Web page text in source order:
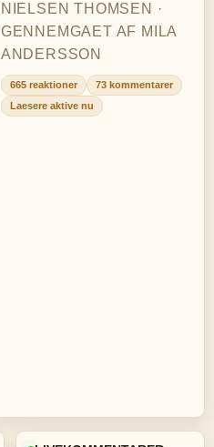
NIELSEN THOMSEN ·
GENNEMGAET AF MILA
ANDERSSON
665 reaktioner
73 kommentarer
Laesere aktive nu